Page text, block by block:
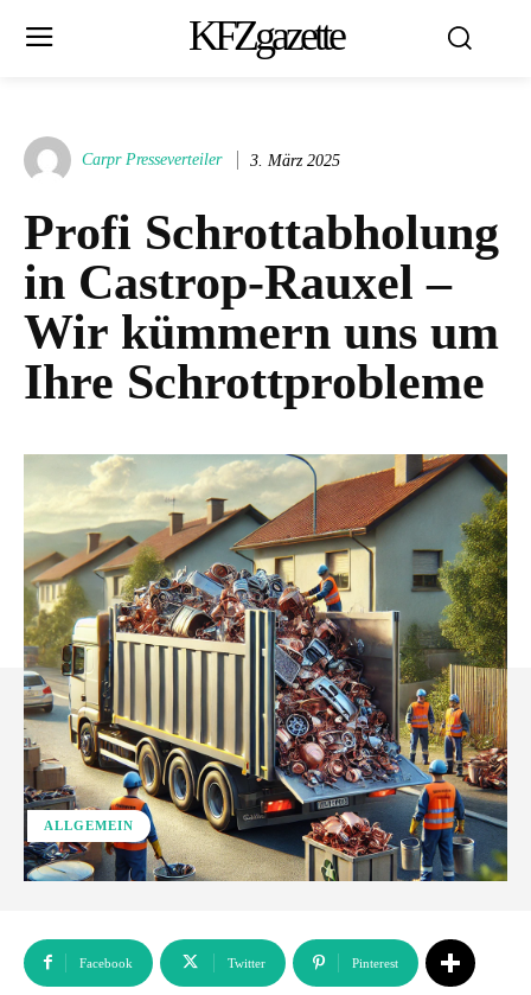
KFZgazette
Carpr Presseverteiler 3. März 2025
Profi Schrottabholung
in Castrop-Rauxel –
Wir kümmern uns um
Ihre Schrottprobleme
ALLGEMEIN
Facebook Twitter Pinterest